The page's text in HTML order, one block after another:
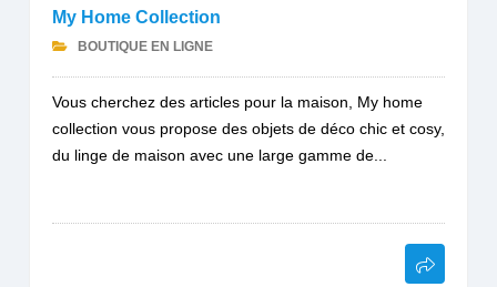
My Home Collection
BOUTIQUE EN LIGNE
Vous cherchez des articles pour la maison, My home
collection vous propose des objets de déco chic et cosy,
du linge de maison avec une large gamme de...